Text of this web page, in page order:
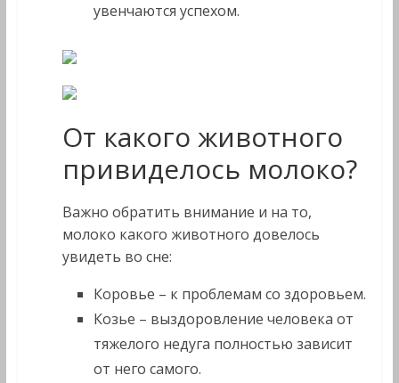
увенчаются успехом.
От какого животного
привиделось молоко?
Важно обратить внимание и на то,
молоко какого животного довелось
увидеть во сне:
Коровье – к проблемам со здоровьем.
Козье – выздоровление человека от
тяжелого недуга полностью зависит
от него самого.